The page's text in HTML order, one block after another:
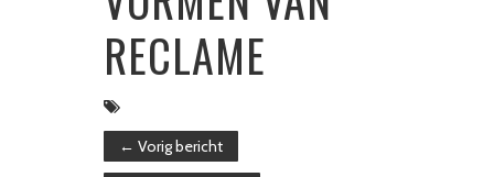
RECLAME
← Vorig bericht